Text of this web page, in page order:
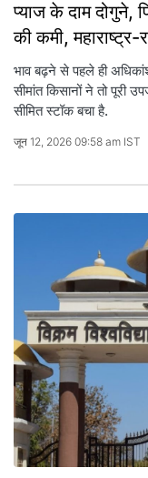
प्याज के दाम दोगुने,
की कमी,
भाव बढ़ने से पहले ही
सीमांत किसानों ने तो पूरी
सीमित स्टॉक बचा है.
जून 12, 2026 09:58 am IST